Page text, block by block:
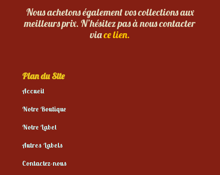
Nous achetons également vos collections aux
meilleurs prix. N’hésitez pas à nous contacter
viace lien.
Plan du Site
Accueil
Notre Boutique
Notre Label
Autres Labels
Contactez-nous